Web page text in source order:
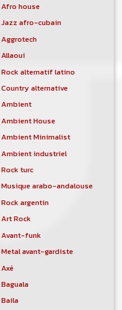
Afro house
Jazz afro-cubain
Aggrotech
Allaoui
Rock alternatif latino
Country alternative
Ambient
Ambient House
Ambient Minimalist
Ambient industriel
Rock turc
Musique arabo-andalouse
Rock argentin
Art Rock
Avant-funk
Metal avant-gardiste
Axé
Baguala
Baila